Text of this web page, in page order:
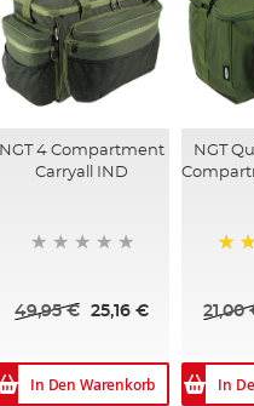
NGT 4 Compartment
Carryall IND
49,95 € 25,16 €
In Den Warenkorb
NGT
21,00
In